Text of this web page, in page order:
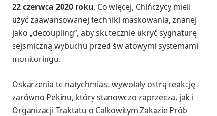
22 czerwca 2020 roku. Co więcej, Chińczycy mieli
użyć zaawansowanej techniki maskowania, znanej
jako „decoupling”, aby skutecznie ukryć sygnaturę
sejsmiczną wybuchu przed światowymi systemami
monitoringu.
Oskarżenia te natychmiast wywołały ostrą reakcję
zarówno Pekinu, który stanowczo zaprzecza, jak i
Organizacji Traktatu o Całkowitym Zakazie Prób